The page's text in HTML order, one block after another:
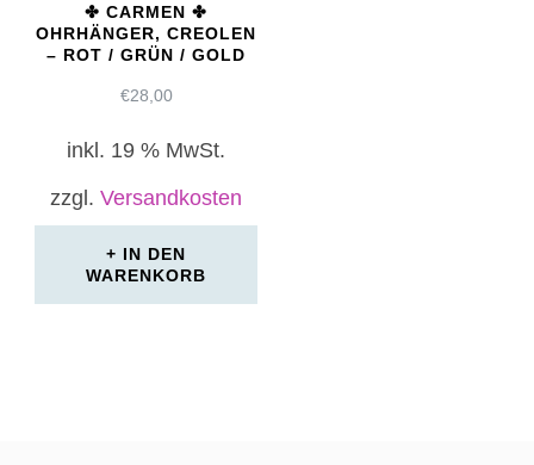
✤ CARMEN ✤
OHRHÄNGER, CREOLEN
– ROT / GRÜN / GOLD
€28,00
inkl. 19 % MwSt.
zzgl.Versandkosten
IN DEN
WARENKORB